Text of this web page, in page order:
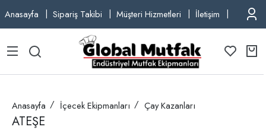
Anasayfa Sipariş Takibi Müşteri Hizmetleri İletişim TEL:
Anasayfa İçecek Ekipmanları Çay Kazanları
ATEŞE